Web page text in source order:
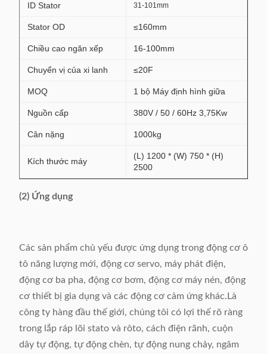
ID Stator 31-101mm
Stator OD ≤160mm
Chiều cao ngăn xếp 16-100mm
Chuyển vị của xi lanh ≤20F
MOQ 1 bộ Máy định hình giữa
Nguồn cấp 380V / 50 / 60Hz 3,75Kw
Cân nặng 1000kg
Kích thước máy
(L) 1200 * (W) 750 * (H)
2500
(2) Ứng dụng
Các sản phẩm chủ yếu được ứng dụng trong động cơ ô
tô năng lượng mới, động cơ servo, máy phát điện,
động cơ ba pha, động cơ bơm, động cơ máy nén, động
cơ thiết bị gia dụng và các động cơ cảm ứng khác.Là
công ty hàng đầu thế giới, chúng tôi có lợi thế rõ ràng
trong lắp ráp lõi stato và rôto, cách điện rãnh, cuộn
dây tự động, tự động chèn, tự động nung chảy, ngâm